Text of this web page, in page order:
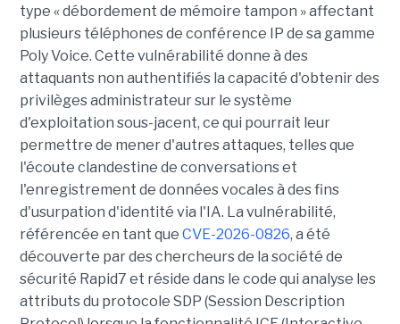
type « débordement de mémoire tampon » affectant
plusieurs téléphones de conférence IP de sa gamme
Poly Voice. Cette vulnérabilité donne à des
attaquants non authentifiés la capacité d'obtenir des
privilèges administrateur sur le système
d'exploitation sous-jacent, ce qui pourrait leur
permettre de mener d'autres attaques, telles que
l'écoute clandestine de conversations et
l'enregistrement de données vocales à des fins
d'usurpation d'identité via l'IA. La vulnérabilité,
référencée en tant que CVE-2026-0826, a été
découverte par des chercheurs de la société de
sécurité Rapid7 et réside dans le code qui analyse les
attributs du protocole SDP (Session Description